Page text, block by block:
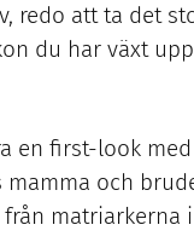
redo att ta det
du har växt
en first-look
och
från